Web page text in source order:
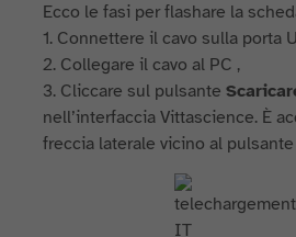
Ecco le fasi per flashare la
1. Connettere il cavo sulla porta
2. Collegare il cavo al PC ,
3. Cliccare sul pulsante
nell’interfaccia Vittascience. È
freccia laterale vicino al